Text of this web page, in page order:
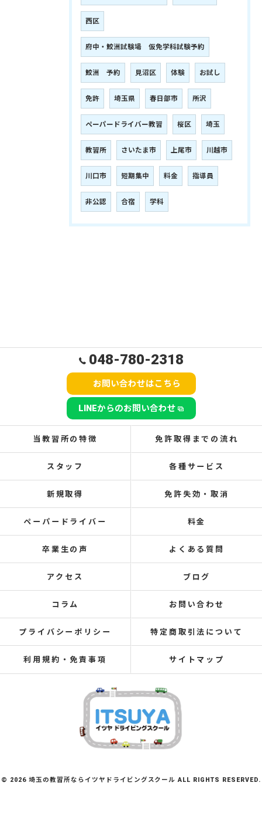
西区
府中・鮫洲試験場 仮免学科試験予約
鮫洲 予約 見沼区 体験 お試し
免許 埼玉県 春日部市 所沢
ペーパードライバー教習 桜区 埼玉
教習所 さいたま市 上尾市 川越市
川口市 短期集中 料金 指導員
非公認 合宿 学科
048-780-2318
お問い合わせはこちら
LINEからのお問い合わせ
当教習所の特徴 免許取得までの流れ
スタッフ 各種サービス
新規取得 免許失効・取消
ペーパードライバー 料金
卒業生の声 よくある質問
アクセス ブログ
コラム お問い合わせ
プライバシーポリシー 特定商取引法について
利用規約・免責事項 サイトマップ
© 2026 埼玉の教習所ならイツヤドライビングスクール ALL RIGHTS RESERVED.